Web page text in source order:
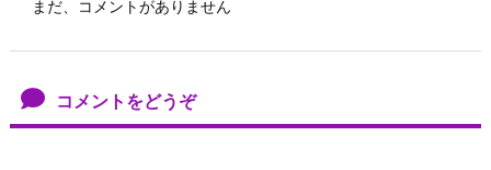
まだ、コメントがありません
コメントをどうぞ